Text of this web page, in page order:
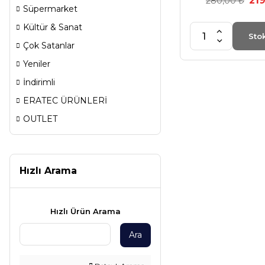
Süpermarket
Kültür & Sanat
Çok Satanlar
Yeniler
İndirimli
ERATEC ÜRÜNLERİ
OUTLET
Hızlı Arama
Hızlı Ürün Arama
Ara